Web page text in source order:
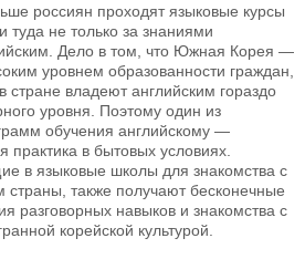
россиян проходят языковые курсы
туда не только за знаниями
Дело в том, что Южная Корея —
уровнем образованности граждан,
владеют английским гораздо
уровня. Поэтому один из
обучения английскому —
практика в бытовых условиях.
в языковые школы для знакомства с
страны, также получают бесконечные
разговорных навыков и знакомства с
корейской культурой.